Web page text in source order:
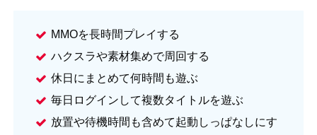
MMOを長時間プレイする
ハクスラや素材集めで周回する
休日にまとめて何時間も遊ぶ
毎日ログインして複数タイトルを遊ぶ
放置や待機時間も含めて起動しっぱなしにす